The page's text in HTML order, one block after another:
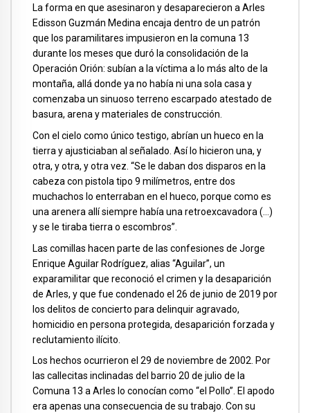
La forma en que asesinaron y desaparecieron a Arles
Edisson Guzmán Medina encaja dentro de un patrón
que los paramilitares impusieron en la comuna 13
durante los meses que duró la consolidación de la
Operación Orión: subían a la víctima a lo más alto de la
montaña, allá donde ya no había ni una sola casa y
comenzaba un sinuoso terreno escarpado atestado de
basura, arena y materiales de construcción.
Con el cielo como único testigo, abrían un hueco en la
tierra y ajusticiaban al señalado. Así lo hicieron una, y
otra, y otra, y otra vez. “Se le daban dos disparos en la
cabeza con pistola tipo 9 milímetros, entre dos
muchachos lo enterraban en el hueco, porque como es
una arenera allí siempre había una retroexcavadora (…)
y se le tiraba tierra o escombros”.
Las comillas hacen parte de las confesiones de Jorge
Enrique Aguilar Rodríguez, alias “Aguilar”, un
exparamilitar que reconoció el crimen y la desaparición
de Arles, y que fue condenado el 26 de junio de 2019 por
los delitos de concierto para delinquir agravado,
homicidio en persona protegida, desaparición forzada y
reclutamiento ilícito.
Los hechos ocurrieron el 29 de noviembre de 2002. Por
las callecitas inclinadas del barrio 20 de julio de la
Comuna 13 a Arles lo conocían como “el Pollo”. El apodo
era apenas una consecuencia de su trabajo. Con su